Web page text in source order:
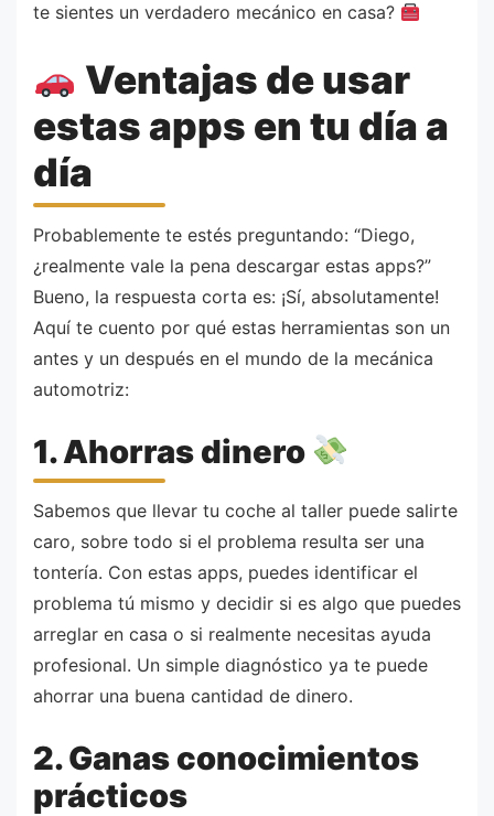
te sientes un verdadero mecánico en casa?
Ventajas de usar
estas apps en tu día a
día
Probablemente te estés preguntando: “Diego,
¿realmente vale la pena descargar estas apps?”
Bueno, la respuesta corta es: ¡Sí, absolutamente!
Aquí te cuento por qué estas herramientas son un
antes y un después en el mundo de la mecánica
automotriz:
1. Ahorras dinero
Sabemos que llevar tu coche al taller puede salirte
caro, sobre todo si el problema resulta ser una
tontería. Con estas apps, puedes identificar el
problema tú mismo y decidir si es algo que puedes
arreglar en casa o si realmente necesitas ayuda
profesional. Un simple diagnóstico ya te puede
ahorrar una buena cantidad de dinero.
2. Ganas conocimientos
prácticos